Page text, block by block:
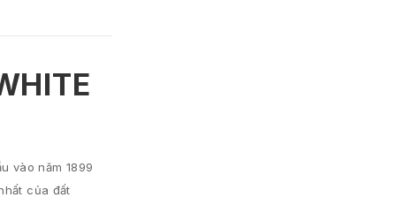
vào năm 1899
của đất